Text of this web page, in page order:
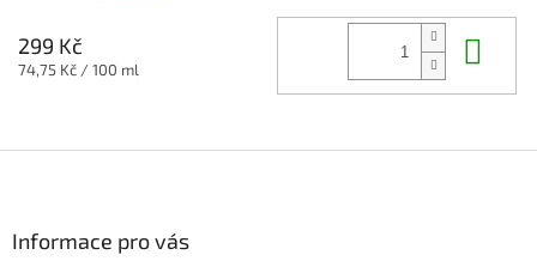
299 Kč
Měrná
74,75 Kč / 100 ml
Informace pro vás